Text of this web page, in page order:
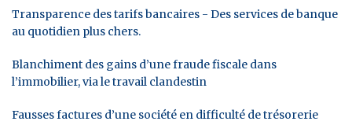
Transparence des tarifs bancaires - Des services de banque
au quotidien plus chers.
Blanchiment des gains d’une fraude fiscale dans
l’immobilier, via le travail clandestin
Fausses factures d’une société en difficulté de trésorerie